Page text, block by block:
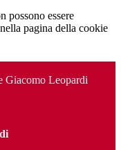
possono essere
pagina della cookie
Giacomo Leopardi